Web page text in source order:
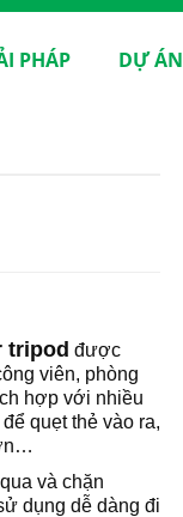
PHÁP DỰ ÁN
tripod được
viên, phòng
hợp với nhiều
quẹt thẻ vào ra,
và chặn
dụng dễ dàng đi